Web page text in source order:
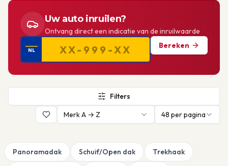
Uw auto inruilen?
Ontvang direct een indicatie van de inruilwaarde
NL
Bereken
Filters
Merk A → Z
48 per pagina
Panoramadak Schuif/Open dak Trekhaak